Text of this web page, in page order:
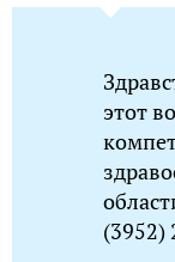
этот
(3952)